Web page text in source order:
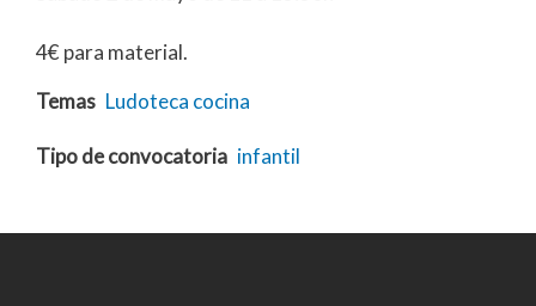
4€ para material.
Temas Ludoteca cocina
Tipo de convocatoria infantil